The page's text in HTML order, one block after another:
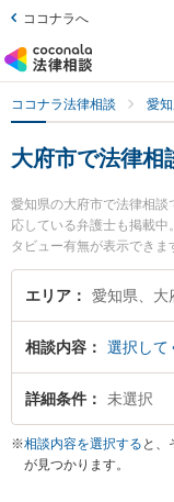
ココナラへ
ココナラ法律相談 愛
大府市で法律相
愛知県の大府市で法律相
応している弁護士も掲載
タビュー有無が表示でき
ィール情報や弁護士費用
故から不動産、ネットト
割合や後遺障害のトラブ
回相談無料で自己破産や
約したい』などでお困り
エリア 愛知県、大
相談内容 選択して
詳細条件 未選択
※相談内容を選択する と、
が見つかります。